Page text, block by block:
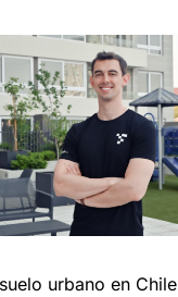
urbano en